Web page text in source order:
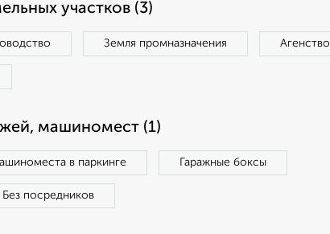
участков (3)
Земля промназначения Агенство
машиномест (1)
в паркинге Гаражные боксы
Без посредников